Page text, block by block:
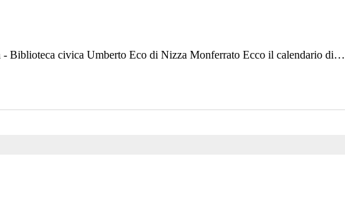
- Biblioteca civica Umberto Eco di Nizza Monferrato Ecco il calendario di…